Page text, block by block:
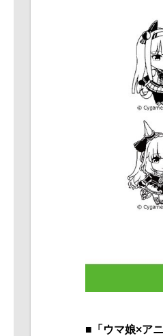
■「ウマ娘×ア